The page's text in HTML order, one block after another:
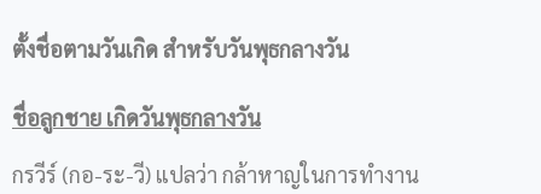
ตั้งชื่อตามวันเกิดสำหรับวันพุธกลางวัน
ชื่อลูกชาย เกิดวันพุธกลางวัน
กรวีร์ (กอ-ระ-วี) แปลว่า กล้าหาญในการทำงาน